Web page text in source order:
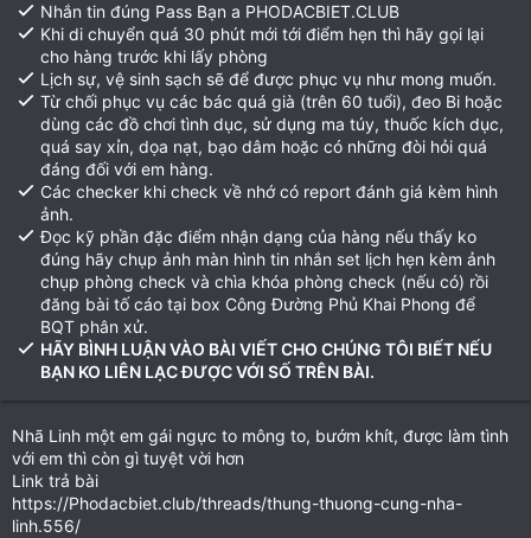
Nhắn tin đúng Pass Bạn a PHODACBIET.CLUB
Khi di chuyển quá 30 phút mới tới điểm hẹn thì hãy gọi lại
cho hàng trước khi lấy phòng
Lịch sự, vệ sinh sạch sẽ để được phục vụ như mong muốn.
Từ chối phục vụ các bác quá già (trên 60 tuổi), đeo Bi hoặc
dùng các đồ chơi tình dục, sử dụng ma túy, thuốc kích dục,
quá say xỉn, dọa nạt, bạo dâm hoặc có những đòi hỏi quá
đáng đối với em hàng.
Các checker khi check về nhớ có report đánh giá kèm hình
ảnh.
Đọc kỹ phần đặc điểm nhận dạng của hàng nếu thấy ko
đúng hãy chụp ảnh màn hình tin nhắn set lịch hẹn kèm ảnh
chụp phòng check và chìa khóa phòng check (nếu có) rồi
đăng bài tố cáo tại box Công Đường Phủ Khai Phong để
BQT phân xử.
HÃY BÌNH LUẬN VÀO BÀI VIẾT CHO CHÚNG TÔI BIẾT NẾU
BẠN KO LIÊN LẠC ĐƯỢC VỚI SỐ TRÊN BÀI.
Nhã Linh một em gái ngực to mông to, bướm khít, được làm tình
với em thì còn gì tuyệt vời hơn
Link trả bài
https://Phodacbiet.club/threads/thung-thuong-cung-nha-
linh.556/